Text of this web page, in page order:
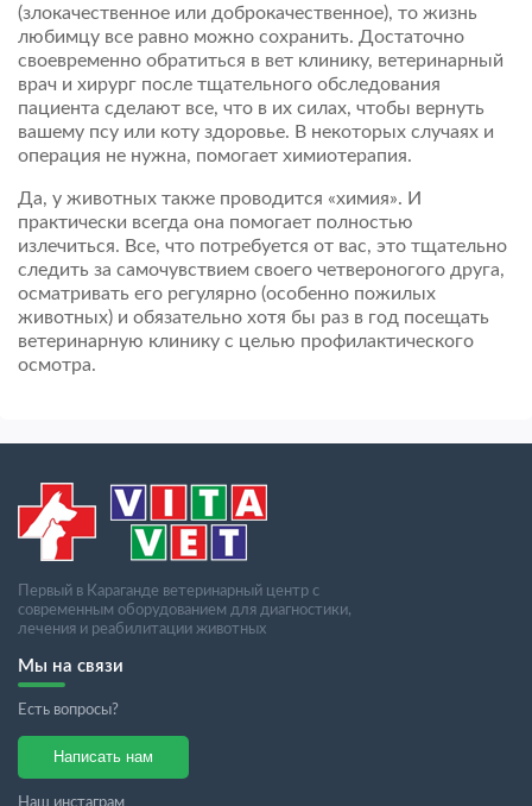
(злокачественное или доброкачественное), то жизнь
любимцу все равно можно сохранить. Достаточно
своевременно обратиться в вет клинику, ветеринарный
врач и хирург после тщательного обследования
пациента сделают все, что в их силах, чтобы вернуть
вашему псу или коту здоровье. В некоторых случаях и
операция не нужна, помогает химиотерапия.
Да, у животных также проводится «химия». И
практически всегда она помогает полностью
излечиться. Все, что потребуется от вас, это тщательно
следить за самочувствием своего четвероногого друга,
осматривать его регулярно (особенно пожилых
животных) и обязательно хотя бы раз в год посещать
ветеринарную клинику с целью профилактического
осмотра.
Первый в Караганде ветеринарный центр с
современным оборудованием для диагностики,
лечения и реабилитации животных
Мы на связи
Есть вопросы?
Написать нам
Наш инстаграм